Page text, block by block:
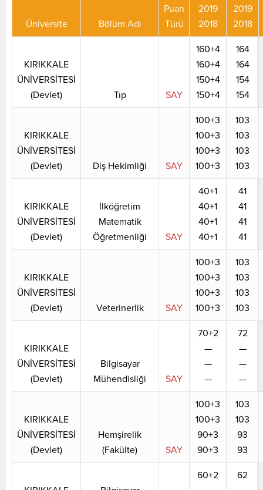
Üniversite Bölüm Adı
Puan
Türü
2019
2018
2019
2018
KIRIKKALE
ÜNİVERSİTESİ
(Devlet)
Tıp SAY
160+4
160+4
150+4
150+4
164
164
154
154
KIRIKKALE
ÜNİVERSİTESİ
(Devlet)
Diş Hekimliği SAY
100+3
100+3
100+3
100+3
103
103
103
103
KIRIKKALE
ÜNİVERSİTESİ
(Devlet)
İlköğretim
Matematik
Öğretmenliği
SAY
40+1
40+1
40+1
40+1
41
41
41
41
KIRIKKALE
ÜNİVERSİTESİ
(Devlet)
Veterinerlik SAY
100+3
100+3
100+3
100+3
103
103
103
103
KIRIKKALE
ÜNİVERSİTESİ
(Devlet)
Bilgisayar
Mühendisliği
SAY
70+2
—
—
—
72
—
—
—
KIRIKKALE
ÜNİVERSİTESİ
(Devlet)
Hemşirelik
(Fakülte)
SAY
100+3
100+3
90+3
90+3
103
103
93
93
60+2
62